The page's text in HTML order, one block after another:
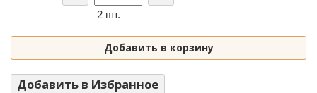
2 шт.
Добавить в корзину
Добавить в Избранное